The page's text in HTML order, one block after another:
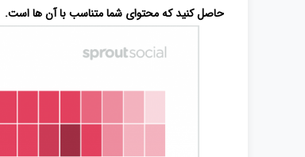
حاصل کنید که محتوای شما متناسب با آن ها است.